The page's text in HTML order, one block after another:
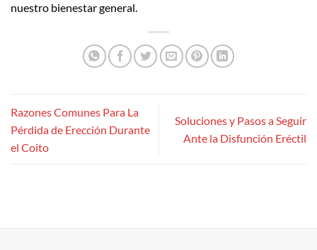
nuestro bienestar general.
Razones Comunes Para La
Pérdida de Erección Durante
el Coito
Soluciones y Pasos a Seguir
Ante la Disfunción Eréctil